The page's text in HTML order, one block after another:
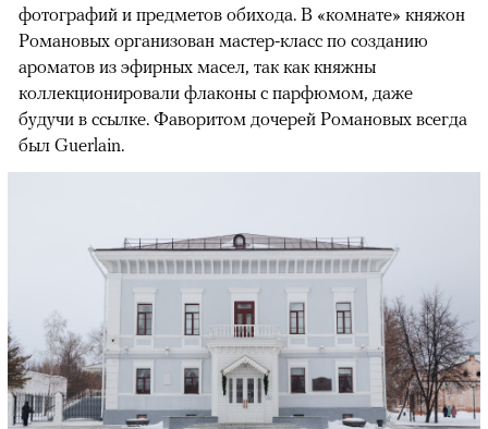
фотографий и предметов обихода. В «комнате» княжон
Романовых организован мастер-класс по созданию
ароматов из эфирных масел, так как княжны
коллекционировали флаконы с парфюмом, даже
будучи в ссылке. Фаворитом дочерей Романовых всегда
был Guerlain.